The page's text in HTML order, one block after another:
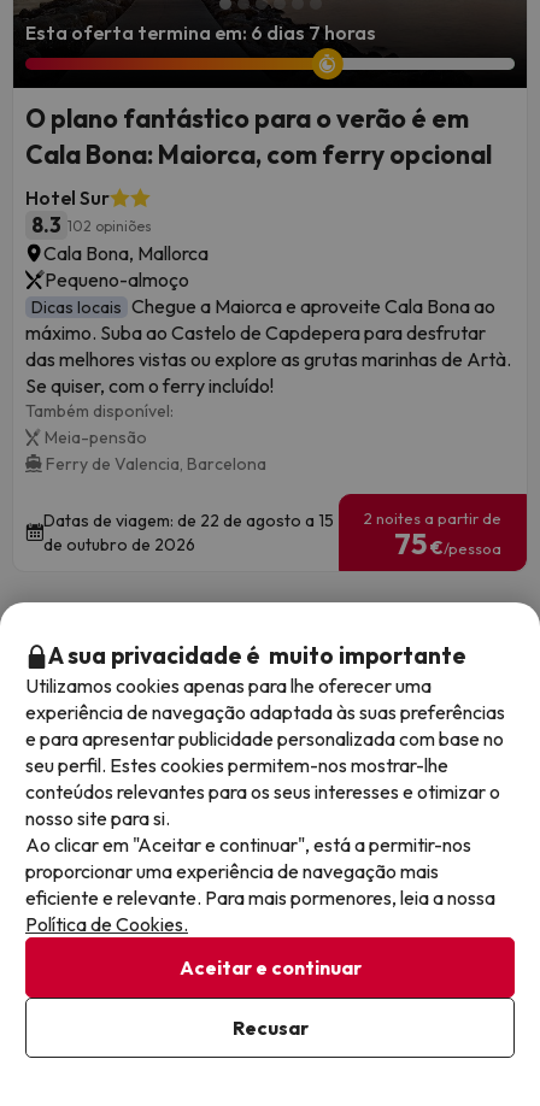
Ver mapa
Esta oferta termina em: 6 dias 7 horas
O plano fantástico para o verão é em
Cala Bona: Maiorca, com ferry opcional
Hotel Sur
8.3 102 opiniões
Cala Bona, Mallorca
Pequeno-almoço
Dicas locais Chegue a Maiorca e aproveite Cala Bona ao
máximo. Suba ao Castelo de Capdepera para desfrutar
das melhores vistas ou explore as grutas marinhas de Artà.
Se quiser, com o ferry incluído!
Também disponível:
Meia-pensão
Ferry de Valencia, Barcelona
Datas de viagem: de 22 de agosto a 15
de outubro de 2026
2 noites a partir de
75€/pessoa
81
Esta oferta termina em: 6 dias 6 horas
Peñíscola, estadia frente ao mar com
A sua privacidade é muito importante
Utilizamos cookies apenas para lhe oferecer uma
experiência de navegação adaptada às suas preferências
e para apresentar publicidade personalizada com base no
seu perfil. Estes cookies permitem-nos mostrar-lhe
conteúdos relevantes para os seus interesses e otimizar o
nosso site para si.
Ao clicar em "Aceitar e continuar", está a permitir-nos
proporcionar uma experiência de navegação mais
eficiente e relevante. Para mais pormenores, leia a nossa
Política de Cookies.
Aceitar e continuar
Recusar